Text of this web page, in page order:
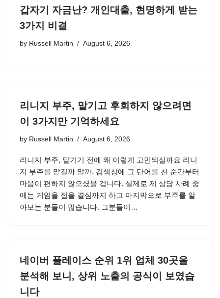
갑자기 자금난? 개인대출, 현명하게 받는
3가지 비결
by Russell Martin August 6, 2026
리니지 부주, 맡기고 후회하지 않으려면
이 3가지만 기억하세요
by Russell Martin August 6, 2026
리니지 부주, 맡기기 전에 왜 이렇게 고민되실까요 리니
지 부주를 맡길까 말까, 검색창에 그 단어를 친 순간부터
마음이 편하지 않으셨을 겁니다. 실제로 제 상담 사례 중
에는 게임을 접을 결심까지 하고 마지막으로 부주를 알
아보는 분들이 많습니다. 그분들이…
네이버 플레이스 순위 1위 업체 30곳을
분석해 보니, 상위 노출의 공식이 보였습
니다